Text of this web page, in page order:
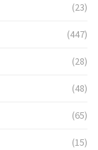
(23)
(447)
(28)
(48)
(65)
(15)